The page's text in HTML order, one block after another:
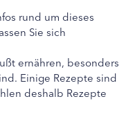
rund um dieses
Sie sich
ernähren, besonders
Einige Rezepte sind
deshalb Rezepte